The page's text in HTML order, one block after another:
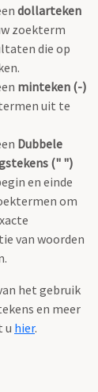
dollarteken
zoekterm
die op
minteken (-)
uit te
Dubbele
(" ")
en einde
om
van woorden
het gebruik
en meer
u hier.